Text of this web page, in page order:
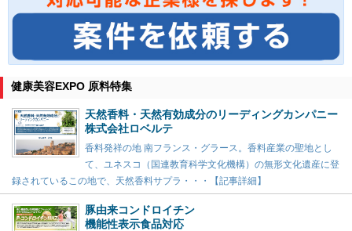
健康美容EXPO 原料特集
天然香料・天然有効成分のリーディングカンパニー
株式会社ロベルテ
香料発祥の地 南フランス・グラース。香料産業の聖地とし
て、ユネスコ（国連教育科学文化機構）の無形文化遺産に登
録されているこの地で、天然香料サプラ・・・【記事詳細】
豚由来コンドロイチン
機能性表示食品対応